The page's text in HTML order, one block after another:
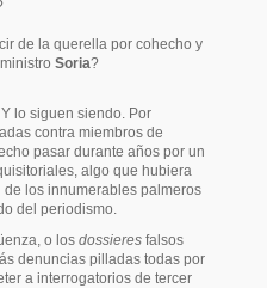
de la querella por cohecho y
Soria?
lo siguen siendo. Por
contra miembros de
pasar durante años por un
algo que hubiera
los innumerables palmeros
del periodismo.
o los dossieres falsos
denuncias pilladas todas por
a interrogatorios de tercer